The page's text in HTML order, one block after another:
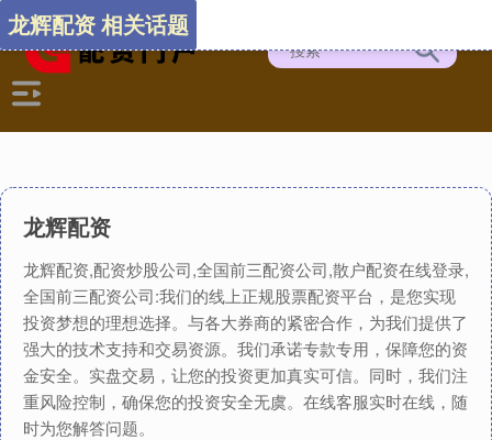
龙辉配资
龙辉配资,配资炒股公司,全国前三配资公司,散户配资在线登录,
全国前三配资公司:我们的线上正规股票配资平台，是您实现
投资梦想的理想选择。与各大券商的紧密合作，为我们提供了
强大的技术支持和交易资源。我们承诺专款专用，保障您的资
金安全。实盘交易，让您的投资更加真实可信。同时，我们注
重风险控制，确保您的投资安全无虞。在线客服实时在线，随
时为您解答问题。
龙辉配资 相关话题